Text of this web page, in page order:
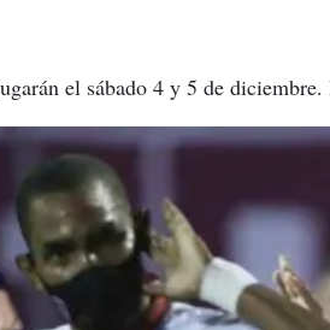
el sábado 4 y 5 de diciembre.